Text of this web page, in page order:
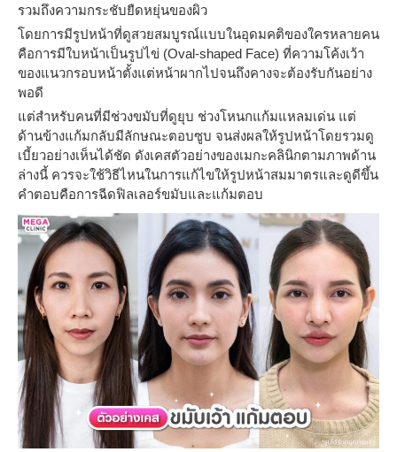
รวมถึงความกระชับยืดหยุ่นของผิว
โดยการมีรูปหน้าที่ดูสวยสมบูรณ์แบบในอุดมคติของใครหลายคน
คือการมีใบหน้าเป็นรูปไข่ (Oval-shaped Face) ที่ความโค้งเว้า
ของแนวกรอบหน้าตั้งแต่หน้าผากไปจนถึงคางจะต้องรับกันอย่าง
พอดี
แต่สำหรับคนที่มีช่วงขมับที่ดูยุบ ช่วงโหนกแก้มแหลมเด่น แต่
ด้านข้างแก้มกลับมีลักษณะตอบซูบ จนส่งผลให้รูปหน้าโดยรวมดู
เบี้ยวอย่างเห็นได้ชัด ดังเคสตัวอย่างของเมกะคลินิกตามภาพด้าน
ล่างนี้ ควรจะใช้วิธีไหนในการแก้ไขให้รูปหน้าสมมาตรและดูดีขึ้น
คำตอบคือการฉีดฟิลเลอร์ขมับและแก้มตอบ